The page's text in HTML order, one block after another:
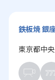
鉄板焼 銀
東京都中